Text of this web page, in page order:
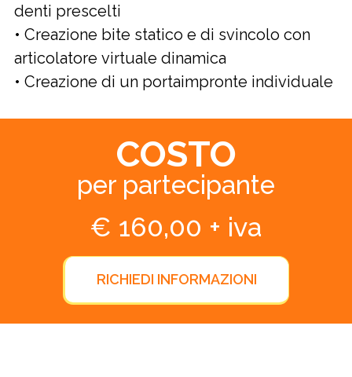
denti prescelti
• Creazione bite statico e di svincolo con
articolatore virtuale dinamica
• Creazione di un portaimpronte individuale
COSTO
per partecipante
€ 160,00 + iva
RICHIEDI INFORMAZIONI